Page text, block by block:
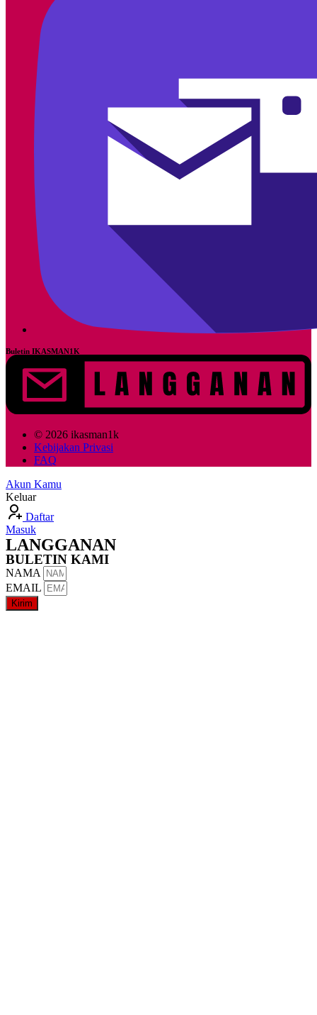
Buletin IKASMAN1K
© 2026 ikasman1k
Kebijakan Privasi
FAQ
Akun Kamu
Keluar
Daftar
Masuk
LANGGANAN
BULETIN KAMI
NAMA
EMAIL
Kirim